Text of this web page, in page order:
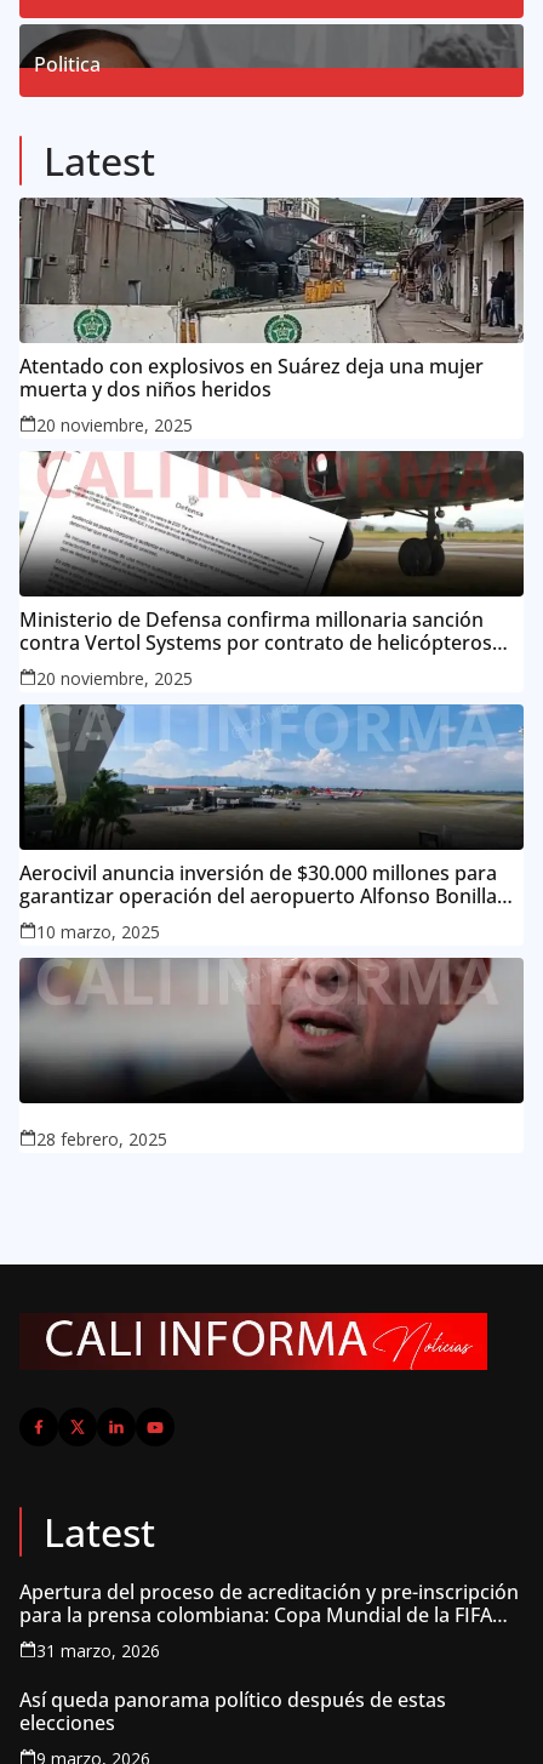
Politica
Latest
Atentado con explosivos en Suárez deja una mujer
muerta y dos niños heridos
20 noviembre, 2025
Ministerio de Defensa confirma millonaria sanción
contra Vertol Systems por contrato de helicópteros
MI-1720 noviembre, 2025
Aerocivil anuncia inversión de $30.000 millones para
garantizar operación del aeropuerto Alfonso Bonilla
Aragón
10 marzo, 2025
28 febrero, 2025
Latest
Apertura del proceso de acreditación y pre-inscripción
para la prensa colombiana: Copa Mundial de la FIFA
2026 ™
31 marzo, 2026
Así queda panorama político después de estas
elecciones
9 marzo, 2026